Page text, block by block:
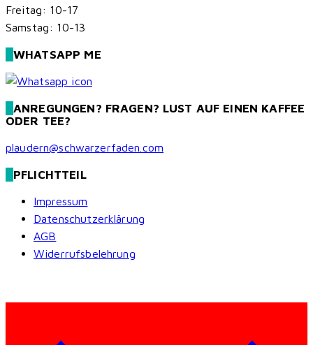
Freitag: 10-17
Samstag: 10-13
WHATSAPP ME
ANREGUNGEN? FRAGEN? LUST AUF EINEN KAFFEE
ODER TEE?
plaudern@schwarzerfaden.com
PFLICHTTEIL
Impressum
Datenschutzerklärung
AGB
Widerrufsbelehrung